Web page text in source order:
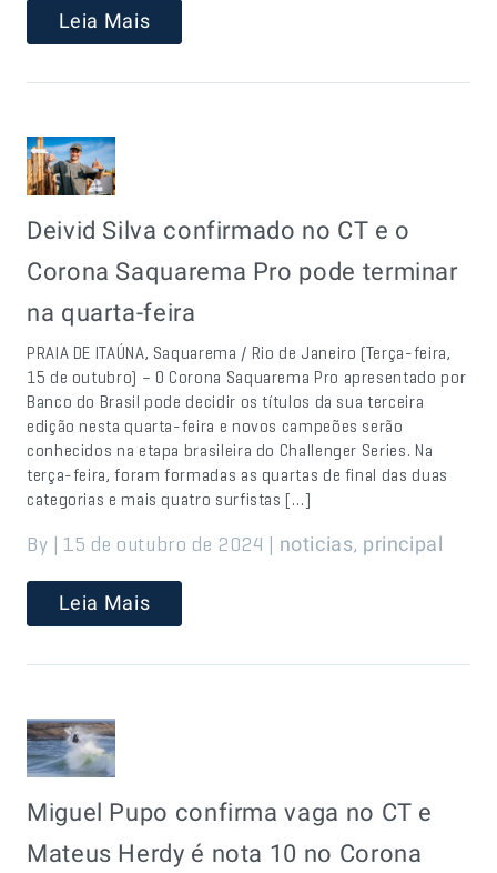
Leia Mais
Deivid Silva confirmado no CT e o
Corona Saquarema Pro pode terminar
na quarta-feira
PRAIA DE ITAÚNA, Saquarema / Rio de Janeiro (Terça-feira,
15 de outubro) – O Corona Saquarema Pro apresentado por
Banco do Brasil pode decidir os títulos da sua terceira
edição nesta quarta-feira e novos campeões serão
conhecidos na etapa brasileira do Challenger Series. Na
terça-feira, foram formadas as quartas de final das duas
categorias e mais quatro surfistas […]
By | 15 de outubro de 2024 | noticias, principal
Leia Mais
Miguel Pupo confirma vaga no CT e
Mateus Herdy é nota 10 no Corona